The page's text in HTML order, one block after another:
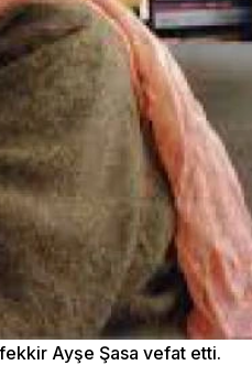
Ayşe Şasa vefat etti.